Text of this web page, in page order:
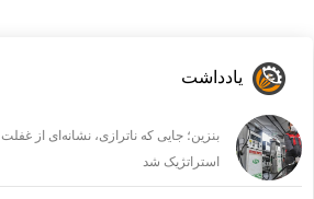
یادداشت
بنزین؛ جایی که ناترازی، نشانه‌ای از غفلت
استراتژیک شد